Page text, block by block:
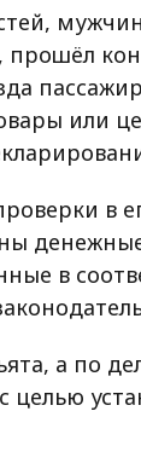
прошёл
или
в
в
а по
целью